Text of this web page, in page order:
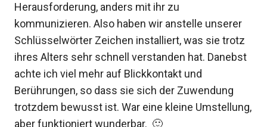
Herausforderung, anders mit ihr zu
kommunizieren. Also haben wir anstelle unserer
Schlüsselwörter Zeichen installiert, was sie trotz
ihres Alters sehr schnell verstanden hat. Danebst
achte ich viel mehr auf Blickkontakt und
Berührungen, so dass sie sich der Zuwendung
trotzdem bewusst ist. War eine kleine Umstellung,
aber funktioniert wunderbar. 🙂